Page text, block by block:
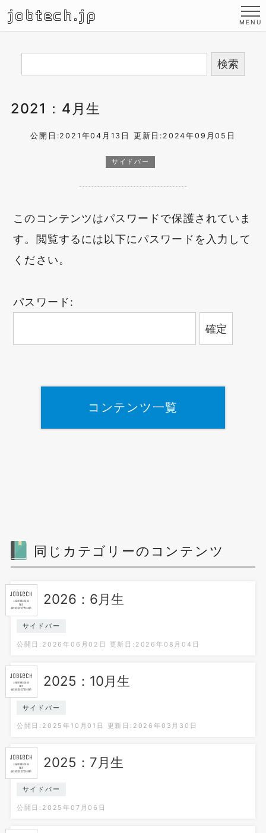
jobtech.jp
2021：4月生
公開日:2021年04月13日 更新日:2024年09月05日
サイドバー
このコンテンツはパスワードで保護されていま
す。閲覧するには以下にパスワードを入力して
ください。
パスワード:
コンテンツ一覧
同じカテゴリーのコンテンツ
2026：6月生
サイドバー
公開日:2026年06月02日 更新日:2026年08月04日
2025：10月生
サイドバー
公開日:2025年10月01日 更新日:2026年03月30日
2025：7月生
サイドバー
公開日:2025年07月06日